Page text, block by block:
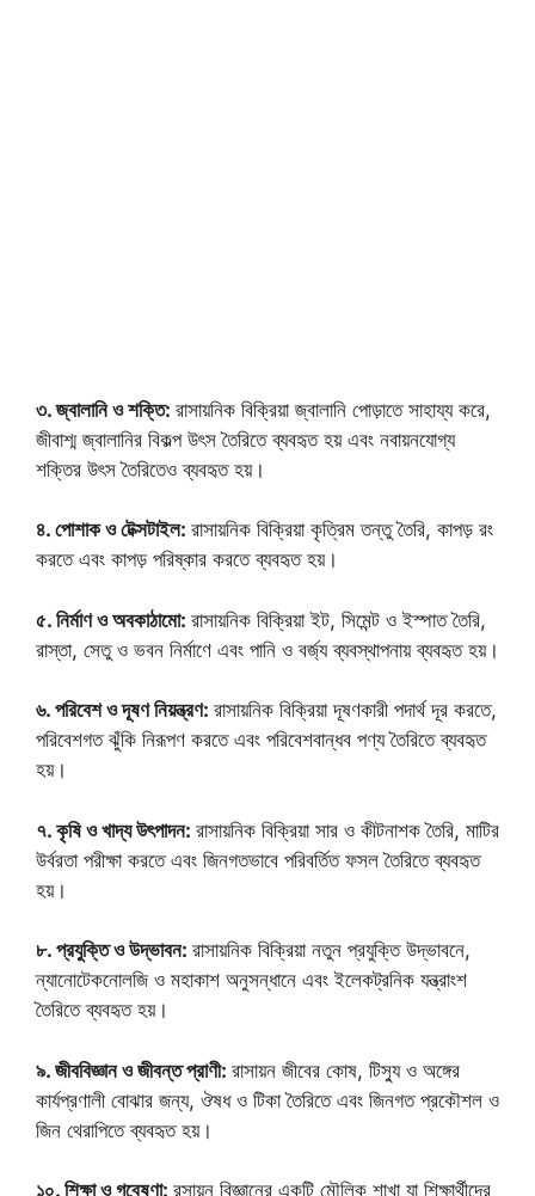
৩. জ্বালানি ও শক্তি: রাসায়নিক বিক্রিয়া জ্বালানি পোড়াতে সাহায্য করে,
জীবাশ্ম জ্বালানির বিকল্প উৎস তৈরিতে ব্যবহৃত হয় এবং নবায়নযোগ্য
শক্তির উৎস তৈরিতেও ব্যবহৃত হয়।
৪. পোশাক ও টেক্সটাইল: রাসায়নিক বিক্রিয়া কৃত্রিম তন্তু তৈরি, কাপড় রং
করতে এবং কাপড় পরিষ্কার করতে ব্যবহৃত হয়।
৫. নির্মাণ ও অবকাঠামো: রাসায়নিক বিক্রিয়া ইট, সিমেন্ট ও ইস্পাত তৈরি,
রাস্তা, সেতু ও ভবন নির্মাণে এবং পানি ও বর্জ্য ব্যবস্থাপনায় ব্যবহৃত হয়।
৬. পরিবেশ ও দূষণ নিয়ন্ত্রণ: রাসায়নিক বিক্রিয়া দূষণকারী পদার্থ দূর করতে,
পরিবেশগত ঝুঁকি নিরূপণ করতে এবং পরিবেশবান্ধব পণ্য তৈরিতে ব্যবহৃত
হয়।
৭. কৃষি ও খাদ্য উৎপাদন: রাসায়নিক বিক্রিয়া সার ও কীটনাশক তৈরি, মাটির
উর্বরতা পরীক্ষা করতে এবং জিনগতভাবে পরিবর্তিত ফসল তৈরিতে ব্যবহৃত
হয়।
৮. প্রযুক্তি ও উদ্ভাবন: রাসায়নিক বিক্রিয়া নতুন প্রযুক্তি উদ্ভাবনে,
ন্যানোটেকনোলজি ও মহাকাশ অনুসন্ধানে এবং ইলেকট্রনিক যন্ত্রাংশ
তৈরিতে ব্যবহৃত হয়।
৯. জীববিজ্ঞান ও জীবন্ত প্রাণী: রাসায়ন জীবের কোষ, টিস্যু ও অঙ্গের
কার্যপ্রণালী বোঝার জন্য, ঔষধ ও টিকা তৈরিতে এবং জিনগত প্রকৌশল ও
জিন থেরাপিতে ব্যবহৃত হয়।
১০. শিক্ষা ও গবেষণা: রসায়ন বিজ্ঞানের একটি মৌলিক শাখা যা শিক্ষার্থীদের